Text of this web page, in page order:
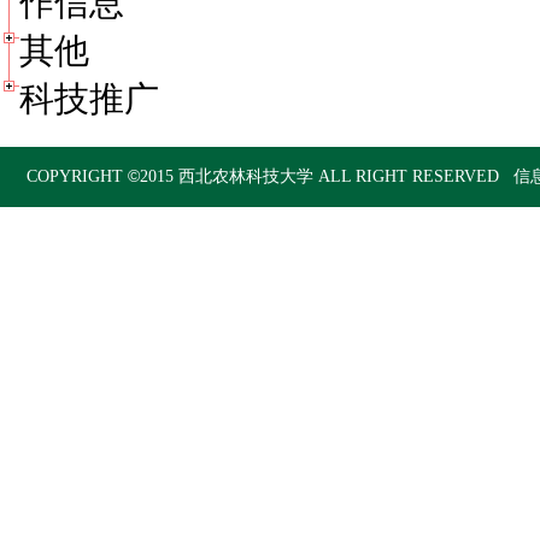
其他
科技推广
COPYRIGHT©2015西北农林科技大学 ALL RIGHT RESERVED 信